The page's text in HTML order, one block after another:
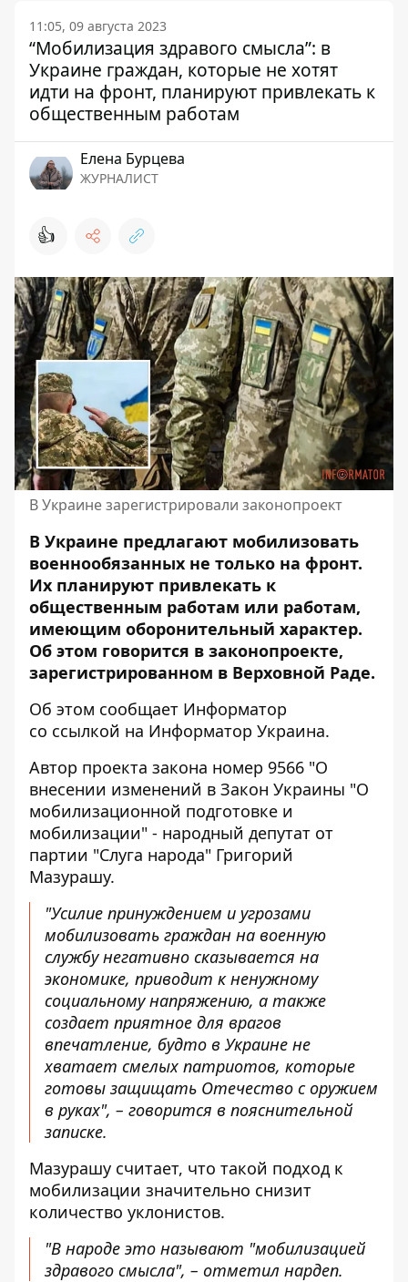
11:05, 09 августа 2023
“Мобилизация здравого смысла”: в
Украине граждан, которые не хотят
идти на фронт, планируют привлекать к
общественным работам
Елена Бурцева
ЖУРНАЛИСТ
👍
В Украине зарегистрировали законопроект
В Украине предлагают мобилизовать
военнообязанных не только на фронт.
Их планируют привлекать к
общественным работам или работам,
имеющим оборонительный характер.
Об этом говорится в законопроекте,
зарегистрированном в Верховной Раде.
Об этом сообщает Информатор
со ссылкой на Информатор Украина.
Автор проекта закона номер 9566 "О
внесении изменений в Закон Украины "О
мобилизационной подготовке и
мобилизации" - народный депутат от
партии "Слуга народа" Григорий
Мазурашу.
"Усилие принуждением и угрозами
мобилизовать граждан на военную
службу негативно сказывается на
экономике, приводит к ненужному
социальному напряжению, а также
создает приятное для врагов
впечатление, будто в Украине не
хватает смелых патриотов, которые
готовы защищать Отечество с оружием
в руках", – говорится в пояснительной
записке.
Мазурашу считает, что такой подход к
мобилизации значительно снизит
количество уклонистов.
"В народе это называют "мобилизацией
здравого смысла", – отметил нардеп.